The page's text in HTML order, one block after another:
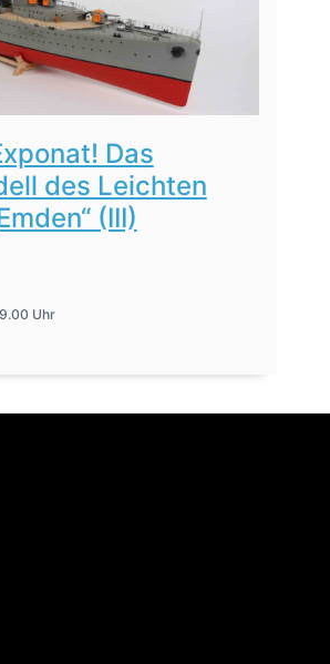
Das
des Leichten
(III)
Uhr